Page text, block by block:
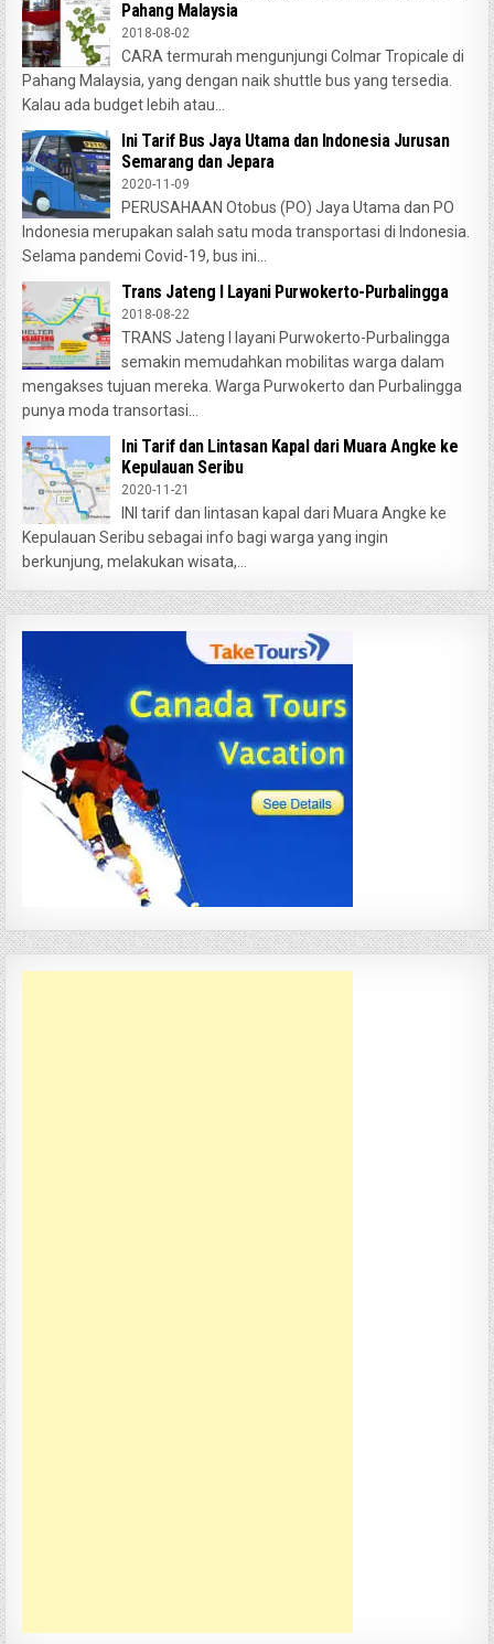
Pahang Malaysia
2018-08-02
CARA termurah mengunjungi Colmar Tropicale di
Pahang Malaysia, yang dengan naik shuttle bus yang tersedia.
Kalau ada budget lebih atau...
Ini Tarif Bus Jaya Utama dan Indonesia Jurusan
Semarang dan Jepara
2020-11-09
PERUSAHAAN Otobus (PO) Jaya Utama dan PO
Indonesia merupakan salah satu moda transportasi di Indonesia.
Selama pandemi Covid-19, bus ini...
Trans Jateng I Layani Purwokerto-Purbalingga
2018-08-22
TRANS Jateng I layani Purwokerto-Purbalingga
semakin memudahkan mobilitas warga dalam
mengakses tujuan mereka. Warga Purwokerto dan Purbalingga
punya moda transortasi...
Ini Tarif dan Lintasan Kapal dari Muara Angke ke
Kepulauan Seribu
2020-11-21
INI tarif dan lintasan kapal dari Muara Angke ke
Kepulauan Seribu sebagai info bagi warga yang ingin
berkunjung, melakukan wisata,...